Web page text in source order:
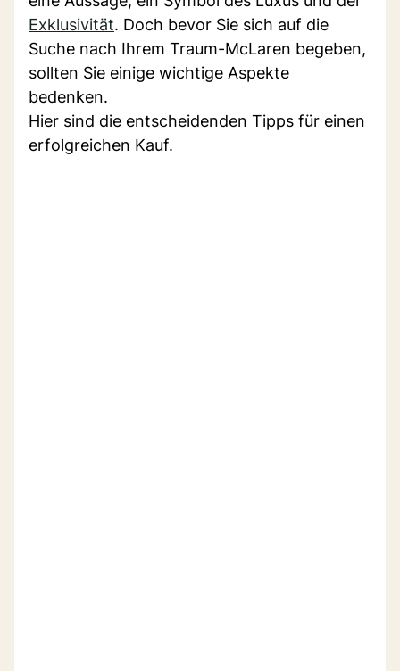
Exklusivität. Doch bevor Sie sich auf die
Suche nach Ihrem Traum-McLaren begeben,
sollten Sie einige wichtige Aspekte
bedenken.
Hier sind die entscheidenden Tipps für einen
erfolgreichen Kauf.